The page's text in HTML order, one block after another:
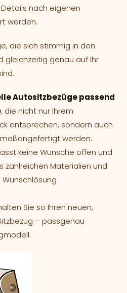
nach eigenen
werden.
die sich stimmig in den
gleichzeitig genau auf Ihr
Autositzbezüge passend
, die nicht nur Ihrem
entsprechen, sondern auch
maßangefertigt werden.
keine Wünsche offen und
zahlreichen Materialien und
Sie so Ihren neuen,
– passgenau